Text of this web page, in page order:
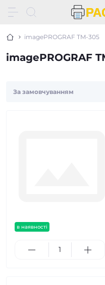
imagePROGRAF TM-305
imagePROGRAF
в наявності